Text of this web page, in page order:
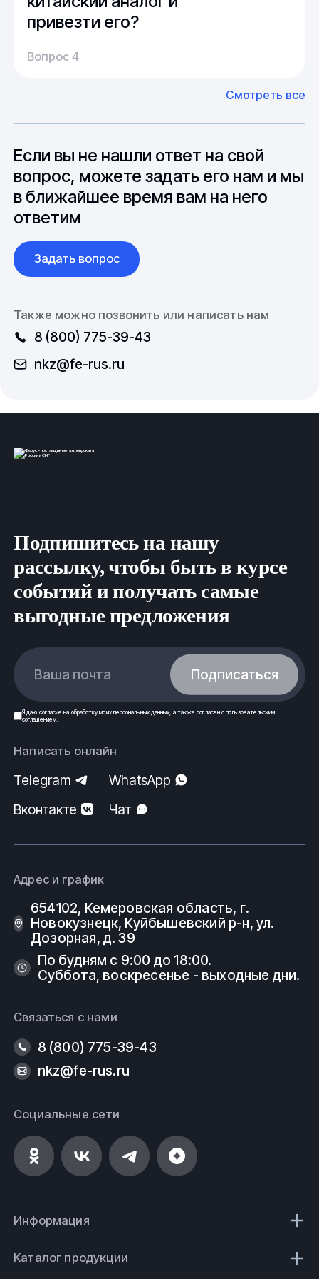
Производство:
20-25 дней, но в зависимости от различных
может быть сокращен до 1 недели.
до 6 месяцев производства.
привезти его?
У нас большой опыт поставок из Европы и
Азии. Через наших партнеров мы сможем
вопросы связанные с документацией и
международной логистикой.
Вопрос 4
Смотреть все
Если вы не нашли ответ на свой
вопрос, можете задать его нам и мы
в ближайшее время вам на него
ответим
Задать вопрос
Также можно позвонить или написать нам
8 (800) 775-39-43
nkz@fe-rus.ru
Подпишитесь на нашу
рассылку, чтобы быть в курсе
событий и получать самые
выгодные предложения
Ваша почта Подписаться
Я даю согласие на обработку моих персональных данных , а также согласен спользовательским
соглашением.
Написать онлайн
Telegram
WhatsApp
Вконтакте
Чат
Адрес и график
654102, Кемеровская область, г.
Новокузнецк, Куйбышевский р-н, ул.
Дозорная, д. 39
По будням с 9:00 до 18:00.
Суббота, воскресенье - выходные дни.
Связаться с нами
8 (800) 775-39-43
nkz@fe-rus.ru
Социальные сети
Информация
Каталог продукции